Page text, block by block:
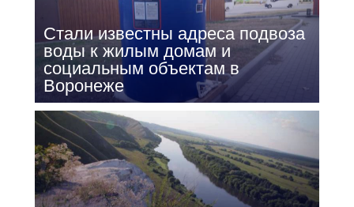
Стали известны адреса подвоза
воды к жилым домам и
социальным объектам в
Воронеже